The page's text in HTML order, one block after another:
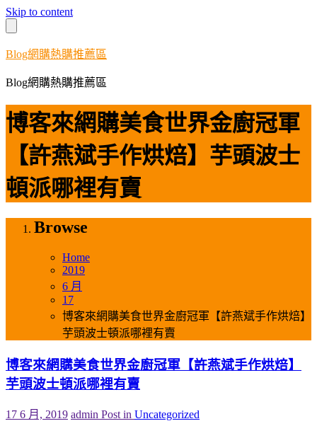
Skip to content
Blog網購熱購推薦區
Blog網購熱購推薦區
博客來網購美食世界金廚冠軍
【許燕斌手作烘焙】芋頭波士
頓派哪裡有賣
Browse
Home
2019
6 月
17
博客來網購美食世界金廚冠軍【許燕斌手作烘焙】
芋頭波士頓派哪裡有賣
博客來網購美食世界金廚冠軍【許燕斌手作烘焙】
芋頭波士頓派哪裡有賣
17 6 月, 2019 admin Post in Uncategorized